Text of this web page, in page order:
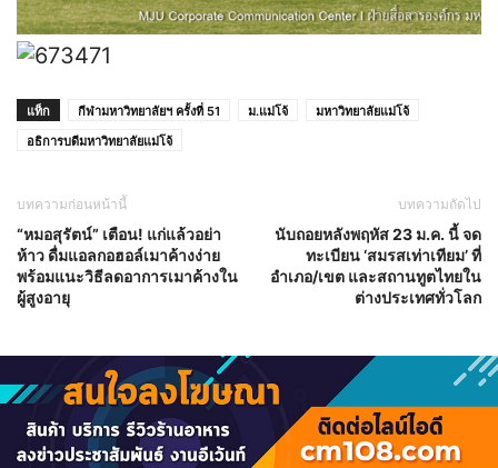
แท็ก กีฬามหาวิทยาลัยฯ ครั้งที่ 51 ม.แม่โจ้
มหาวิทยาลัยแม่โจ้
อธิการบดีมหาวิทยาลัยแม่โจ้
บทความก่อนหน้านี้
“หมอสุรัตน์” เตือน! แก่แล้วอย่า
ห้าว ดื่มแอลกอฮอล์เมาค้างง่าย
พร้อมแนะวิธีลดอาการเมาค้างใน
ผู้สูงอายุ
บทความถัดไป
นับถอยหลังพฤหัส 23 ม.ค. นี้ จด
ทะเบียน ‘สมรสเท่าเทียม’ ที่
อำเภอ/เขต และสถานทูตไทยใน
ต่างประเทศทั่วโลก